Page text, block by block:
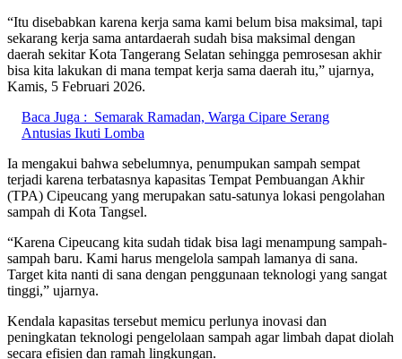
“Itu disebabkan karena kerja sama kami belum bisa maksimal, tapi
sekarang kerja sama antardaerah sudah bisa maksimal dengan
daerah sekitar Kota Tangerang Selatan sehingga pemrosesan akhir
bisa kita lakukan di mana tempat kerja sama daerah itu,” ujarnya,
Kamis, 5 Februari 2026.
Baca Juga : Semarak Ramadan, Warga Cipare Serang
Antusias Ikuti Lomba
Ia mengakui bahwa sebelumnya, penumpukan sampah sempat
terjadi karena terbatasnya kapasitas Tempat Pembuangan Akhir
(TPA) Cipeucang yang merupakan satu-satunya lokasi pengolahan
sampah di Kota Tangsel.
“Karena Cipeucang kita sudah tidak bisa lagi menampung sampah-
sampah baru. Kami harus mengelola sampah lamanya di sana.
Target kita nanti di sana dengan penggunaan teknologi yang sangat
tinggi,” ujarnya.
Kendala kapasitas tersebut memicu perlunya inovasi dan
peningkatan teknologi pengelolaan sampah agar limbah dapat diolah
secara efisien dan ramah lingkungan.